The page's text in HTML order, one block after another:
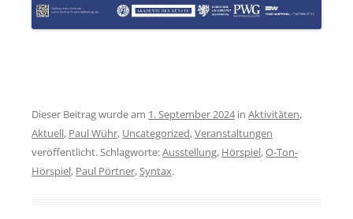
Dieser Beitrag wurde am 1. September 2024in Aktivitäten,
Aktuell, Paul Wühr, Uncategorized,Veranstaltungen
veröffentlicht. Schlagworte:Ausstellung, Hörspiel,O-Ton-
Hörspiel, Paul Pörtner,Syntax.